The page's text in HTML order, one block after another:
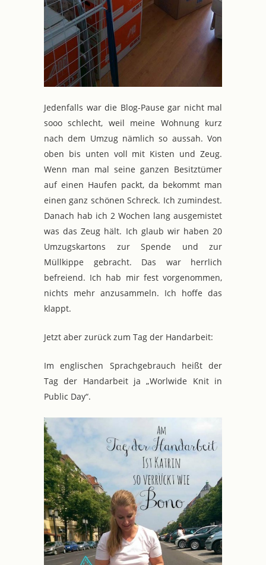
Jedenfalls war die Blog-Pause gar nicht mal
sooo schlecht, weil meine Wohnung kurz
nach dem Umzug nämlich so aussah. Von
oben bis unten voll mit Kisten und Zeug.
Wenn man mal seine ganzen Besitztümer
auf einen Haufen packt, da bekommt man
einen ganz schönen Schreck. Ich zumindest.
Danach hab ich 2 Wochen lang ausgemistet
was das Zeug hält. Ich glaub wir haben 20
Umzugskartons zur Spende und zur
Müllkippe gebracht. Das war herrlich
befreiend. Ich hab mir fest vorgenommen,
nichts mehr anzusammeln. Ich hoffe das
klappt.
Jetzt aber zurück zum Tag der Handarbeit:
Im englischen Sprachgebrauch heißt der
Tag der Handarbeit ja „Worlwide Knit in
Public Day“.